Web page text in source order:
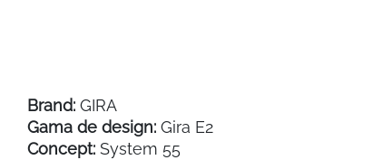
Brand: GIRA
Gama de design: Gira E2
Concept: System 55